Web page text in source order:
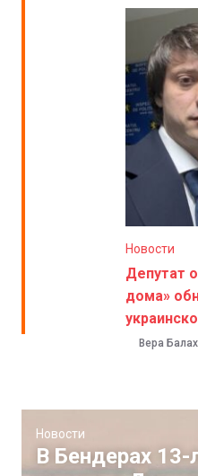
Новости
Депутат
дома»
Вера
Новости
В Бендерах